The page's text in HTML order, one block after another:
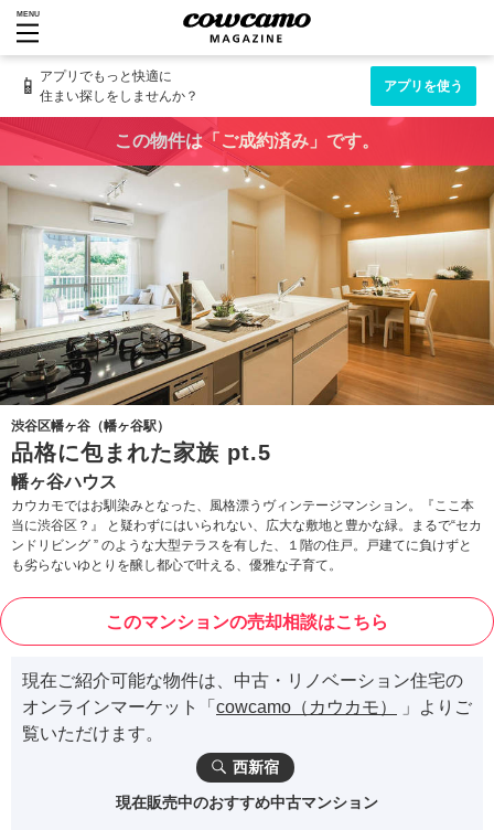
MENU
📱 アプリでもっと快適に
住まい探しをしませんか？
アプリを使う
この物件は「ご成約済み」です。
渋谷区幡ヶ谷（幡ヶ谷駅）
品格に包まれた家族 pt.5
幡ヶ谷ハウス
カウカモではお馴染みとなった、風格漂うヴィンテージマンション。『ここ本
当に渋谷区？』 と疑わずにはいられない、広大な敷地と豊かな緑。まるで“セカ
ンドリビング ” のような大型テラスを有した、１階の住戸。戸建てに負けずと
も劣らないゆとりを醸し都心で叶える、優雅な子育て。
このマンションの売却相談はこちら
現在ご紹介可能な物件は、中古・リノベーション住宅の
オンラインマーケット「 cowcamo（カウカモ）
」よりご
覧いただけます。
西新宿
現在販売中のおすすめ中古マンション